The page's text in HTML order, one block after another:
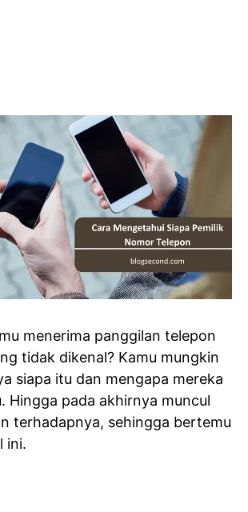
menerima panggilan telepon
tidak dikenal? Kamu mungkin
siapa itu dan mengapa mereka
Hingga pada akhirnya muncul
terhadapnya, sehingga bertemu
ini.